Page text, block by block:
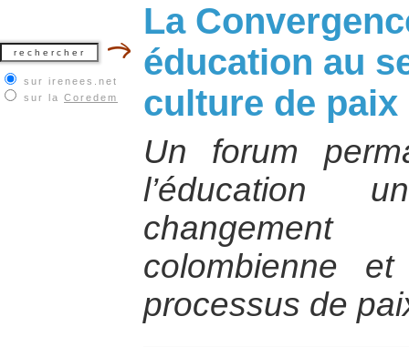
sur irenees.net
sur la Coredem
La
éducation au
culture de
Un forum
l’éducation
colombienne
processus de